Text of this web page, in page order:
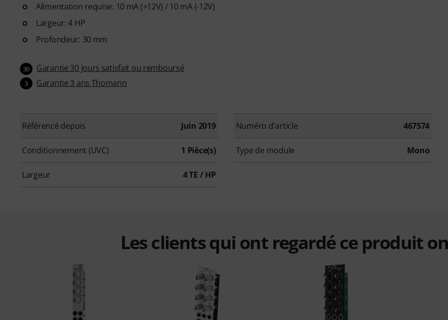
Alimentation requise: 10 mA (+12V) / 10 mA (-12V)
Largeur: 4 HP
Profondeur: 30 mm
30 Garantie 30 jours satisfait ou remboursé
3 Garantie 3 ans Thomann
Référencé depuis Juin 2019 Numéro d'article 467574
Conditionnement (UVC) 1 Pièce(s) Type de module Mono
Largeur 4 TE / HP
Les clients qui ont regardé ce produit